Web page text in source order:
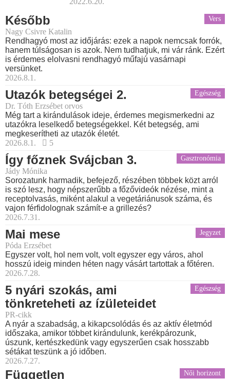
Vers
Később
Nagy Csivre Katalin
Rendhagyó most az időjárás: ezek a napok nemcsak forrók,
hanem túlságosan is azok. Nem tudhatjuk, mi vár ránk. Ezért
is érdemes elolvasni rendhagyó műfajú vasárnapi
versünket.
2026.8.1.
Egészség
Utazók betegségei 2.
Dr. Tóth Erzsébet orvos
Még tart a kirándulások ideje, érdemes megismerkedni az
utazókra leselkedő betegségekkel. Két betegség, ami
megkeserítheti az utazók életét.
2026.8.1.
5
Gasztronómia
Így főznek Svájcban 3.
Jády Mónika
Sorozatunk harmadik, befejező, részében többek közt arról
is szó lesz, hogy népszerűbb a főzővideók nézése, mint a
receptolvasás, miként alakul a vegetáriánusok száma, és
vajon férfidolognak számít-e a grillezés?
2026.7.31.
Jegyzet
Mai mese
Póda Erzsébet
Egyszer volt, hol nem volt, volt egyszer egy város, ahol
hosszú ideig minden héten nagy vásárt tartottak a főtéren.
2026.7.28.
Egészség
5 nyári szokás, ami
tönkreteheti az ízületeidet
PR-cikk
A nyár a szabadság, a kikapcsolódás és az aktív életmód
időszaka, amikor többet kirándulunk, kerékpározunk,
úszunk, kertészkedünk vagy egyszerűen csak hosszabb
sétákat teszünk a jó időben.
2026.7.27.
Női horizont
Független